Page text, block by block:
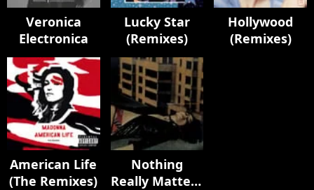
Veronica
Electronica
Lucky Star
(Remixes)
Hollywood
(Remixes)
American Life
(The Remixes)
Nothing
Really Matters